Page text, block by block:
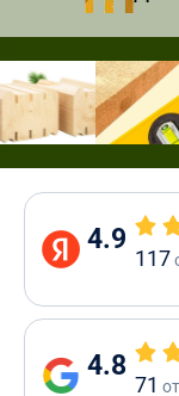
4.9
117
4.8
71